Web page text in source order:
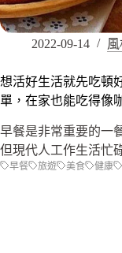
2022-09-14 風
想活好生活就先吃頓
單，在家也能吃得像
早餐是非常重要的一
但現代人工作生活忙
早餐 旅遊 美食 健康